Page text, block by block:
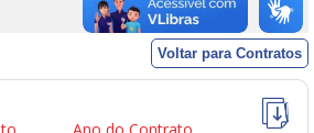
Voltar para Contratos